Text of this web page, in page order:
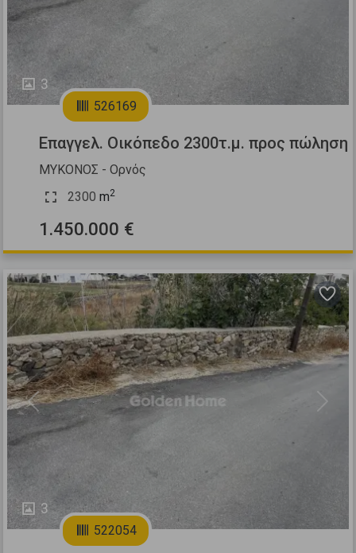
3
526169
Επαγγελ. Οικόπεδο 2300τ.μ. προς πώληση
ΜΥΚΟΝΟΣ - Ορνός
2300 m2
1.450.000 €
3
Previous Next
522054